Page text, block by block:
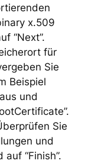
x.509
“Next”.
für
Sie
Beispiel
und
Sie
und
“Finish”.